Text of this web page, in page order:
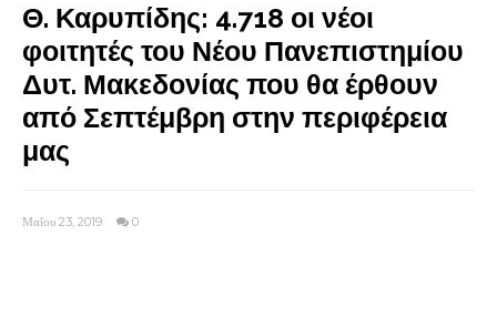
Θ. Καρυπίδης: 4.718 οι νέοι
φοιτητές του Νέου Πανεπιστημίου
Δυτ. Μακεδονίας που θα έρθουν
από Σεπτέμβρη στην περιφέρεια
μας
Μαΐου 23, 2019 0